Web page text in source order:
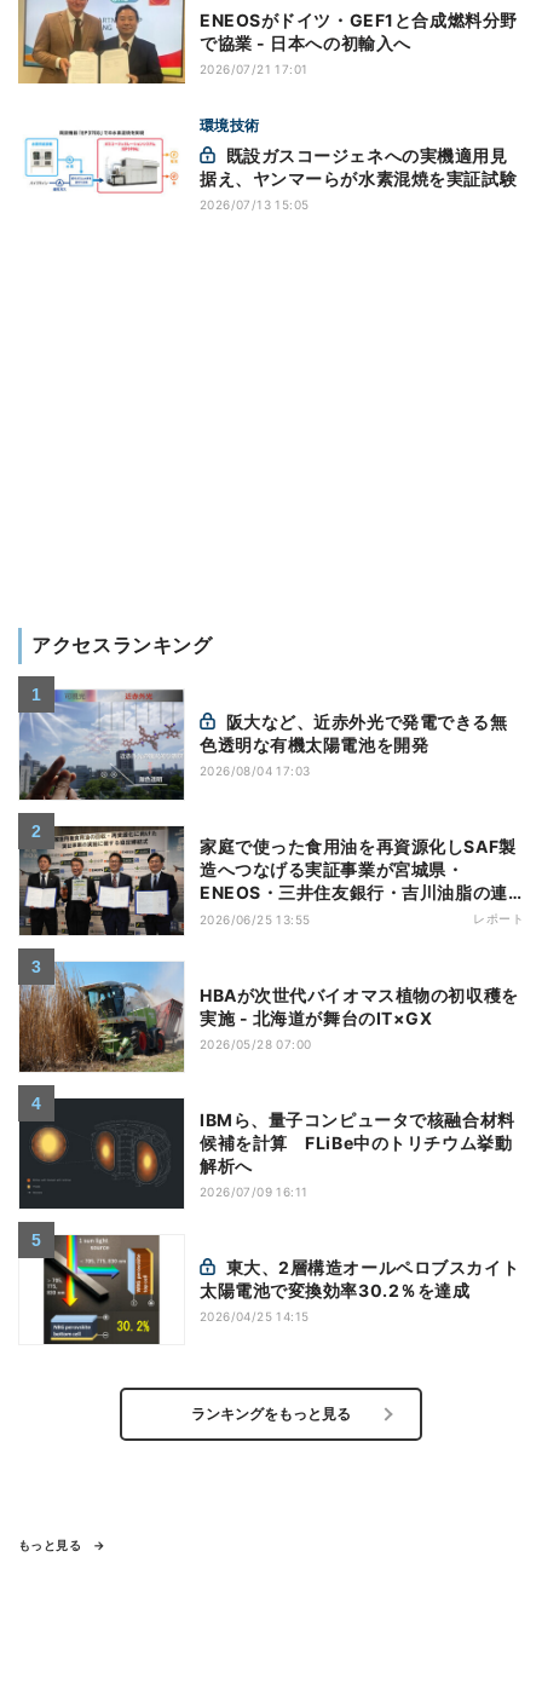
ENEOSがドイツ・GEF1と合成燃料分野
で協業 - 日本への初輸入へ
2026/07/21 17:01
環境技術
据え、ヤンマーらが水素混焼を実証試験
2026/07/13 15:05
アクセスランキング
色透明な有機太陽電池を開発
2026/08/04 17:03
家庭で使った食用油を再資源化しSAF製
造へつなげる実証事業が宮城県・
ENEOS・三井住友銀行・吉川油脂の連
携でスタート
2026/06/25 13:55 レポート
HBAが次世代バイオマス植物の初収穫を
実施 - 北海道が舞台のIT×GX
2026/05/28 07:00
IBMら、量子コンピュータで核融合材料
候補を計算 FLiBe中のトリチウム挙動
解析へ
2026/07/09 16:11
太陽電池で変換効率30.2％を達成
2026/04/25 14:15
ランキングをもっと見る
もっと見る